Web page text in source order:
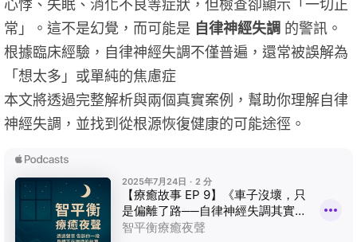
心悸、失眠、消化不良等症狀，但檢查卻顯示「一切正
常」。這不是幻覺，而可能是 自律神經失調 的警訊。
根據臨床經驗，自律神經失調不僅普遍，還常被誤解為
「想太多」或單純的焦慮症
本文將透過完整解析與兩個真實案例，幫助你理解自律
神經失調，並找到從根源恢復健康的可能途徑。